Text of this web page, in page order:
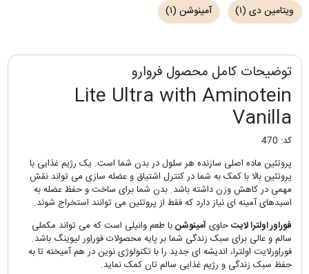
ویتامین دی (۱) آمینوشن (۱)
توضیحات کامل محصول فروارو
Lite Ultra with Aminotein
Vanilla
کد: 470
پروتئین ماده اصلی سازنده هر سلول در بدن شما است. یک رژیم غذایی با
پروتئین بالا با کمک به شما در کنترل اشتیاق و عضله سازی می تواند نقش
مهمی در کاهش وزن داشته باشد.بدن شما برای ساخت و حفظ عضله به
اسیدهای آمینه ای نیاز دارد که فقط از پروتئین می توانند استخراج شوند.
فوراور اولترا لایتحاویآمینوشن با طعم وانیلی است که می تواند مکملی
سالم و عالی برای سبک زندگی شما بر پایه محصولات فوراِور لیوینگ باشد.
فوراِورلایت اولترا، اندیشه ای جدید را با تکنولوژی نوین در هم آمیخته تا به
حفظ سبک زندگی و رژیم غذایی سالم تان کمک نماید.